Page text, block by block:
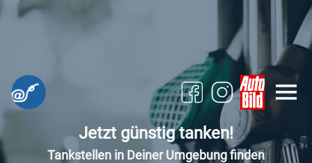
Jetzt günstig tanken!
Tankstellen in Deiner Umgebung finden